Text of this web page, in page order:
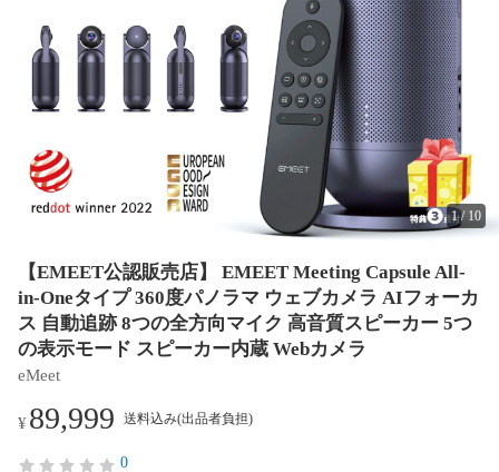
1/ 10
【EMEET公認販売店】 EMEET Meeting Capsule All-
in-Oneタイプ 360度パノラマ ウェブカメラ AIフォーカ
ス 自動追跡 8つの全方向マイク 高音質スピーカー 5つ
の表示モード スピーカー内蔵 Webカメラ
eMeet
¥89,999 送料込み(出品者負担)
0